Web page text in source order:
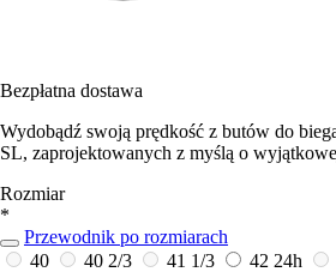
Bezpłatna dostawa
Wydobądź swoją prędkość z butów do
SL, zaprojektowanych z myślą o
Rozmiar
*
Przewodnik po rozmiarach
40
40 2/3 41 1/3 42 24h